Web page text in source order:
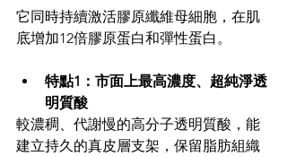
它同時持續激活膠原纖維母細胞，在肌
底增加12倍膠原蛋白和彈性蛋白。
特點1：市面上最高濃度、超純淨透
明質酸
較濃稠、代謝慢的高分子透明質酸，能
建立持久的真皮層支架，保留脂肪組織